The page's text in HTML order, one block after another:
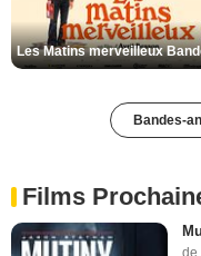
Bandes-
Films
de